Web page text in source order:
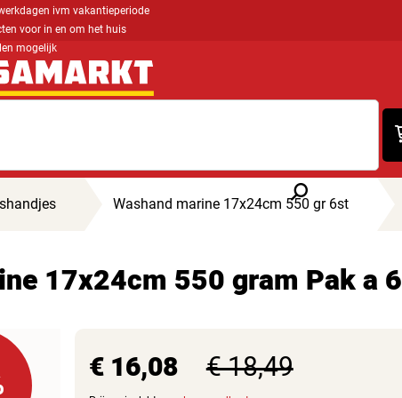
ivm vakantieperiode
voor in en om het huis
mogelijk
Washand marine 17x24cm 550 gr 6st
17x24cm 550 gram Pak a 6
€ 16,08 € 18,49